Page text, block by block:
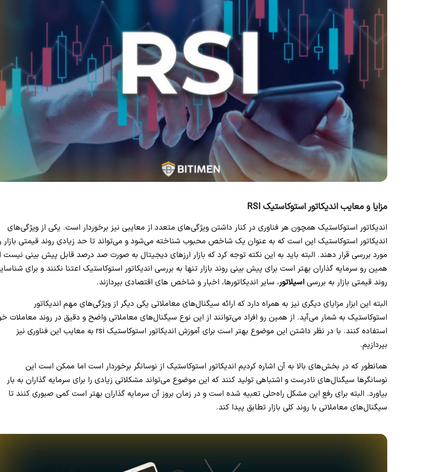
مزایا و معایب اندیکاتور استوکاستیک RSI
اندیکاتور استوکاستیک همچون هر فناوری در کنار داشتن ویژگی‌های متعدد از معایبی نیز برخوردار است. یکی از ویژگی‌های
اندیکاتور استوکاستیک این است که به عنوان یک شاخص محبوب شناخته می‌شود و می‌تواند تا حد زیادی روند قیمتی بازار
مورد بررسی قرار دهند. البته باید به این نکته توجه کرد که بازار ارزهای دیجیتال به صورت صد درصد قابل پیش بینی نیست
همین رو سرمایه گذاران بهتر است برای پیش بینی روند بازار تنها به بررسی اندیکاتور استوکاستیک اعتنا نکنند و برای
روند قیمتی بازار به بررسی اسیلاتور، سایر اندیکاتورها، اخبار و شاخص های اقتصادی بپردازند.
البته این ابزار مزایای دیگری نیز به همراه دارد که ارائه سیگنال‌های معاملاتی یکی دیگر از ویژگی‌های مهم اندیکاتور
استوکاستیک به شمار می‌آید. از همین رو افراد می‌توانند از این نوع سیگنال‌های معاملاتی واضح و دقیق در روند معاملات
استفاده کنند. با در نظر داشتن این موضوع بهتر است برای آموزش اندیکاتور استوکاستیک rsi به معایب این فناوری نیز
بپردازیم.
همانطور که در بخش‌های بالا به آن اشاره کردیم اندیکاتور استوکاستیک از نوسانگر برخوردار است اما ممکن است این
نوسانگرها سیگنال‌های نادرست و اشتباهی تولید کنند که این موضوع می‌تواند مشکلاتی زیادی را برای سرمایه گذاران به بار
بیاورد. البته برای رفع این مشکل راه‌حلی تعبیه شده است و در زمان بروز آن سرمایه گذاران بهتر است کمی صبوری کنند تا
سیگنال‌های معاملاتی با روند کلی بازار تطابق پیدا کند.